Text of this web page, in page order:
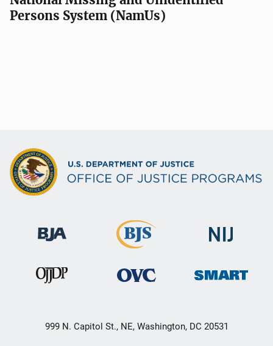
Persons System (NamUs)
999 N. Capitol St., NE, Washington, DC 20531